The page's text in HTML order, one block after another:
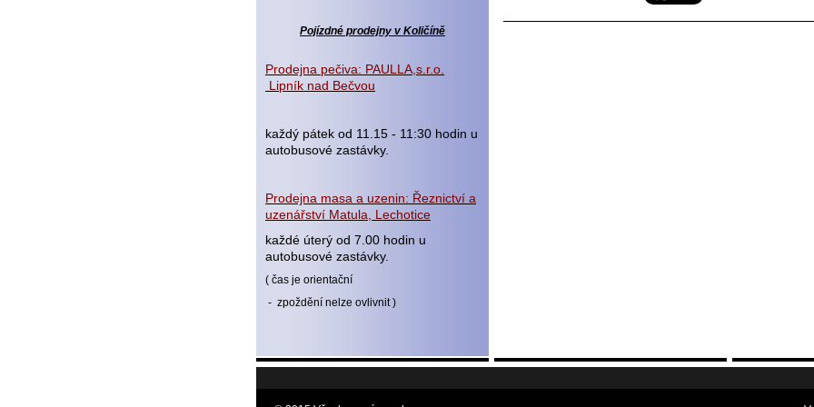
Pojízdné prodejny v Količíně
Prodejna pečiva: PAULLA,s.r.o.
Lipník nad Bečvou
každý pátek od 11.15 - 11:30 hodin u
autobusové zastávky.
Prodejna masa a uzenin: Řeznictví a
uzenářství Matula, Lechotice
každé úterý od 7.00 hodin u
autobusové zastávky.
( čas je orientační
- zpoždění nelze ovlivnit )